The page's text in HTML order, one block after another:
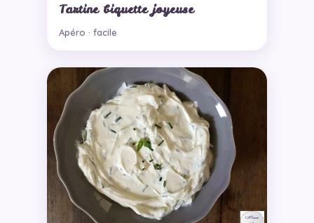
Tartine biquette joyeuse
Apéro · facile